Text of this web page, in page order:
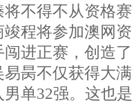
不得不从资格
竣程将参加澳
进正赛，创造
昺不仅获得大
男单32强。这也